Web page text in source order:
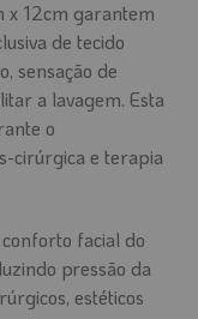
x 12cm garantem
de tecido
sensação de
a lavagem. Esta
o
cirúrgica e terapia
facial do
pressão da
estéticos